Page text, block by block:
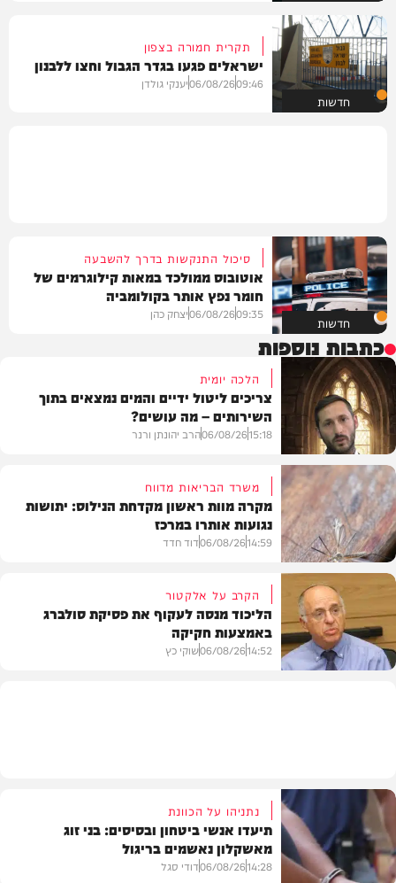
חדשות
תקרית חמורה בצפון
ישראלים פגעו בגדר הגבול וחצו ללבנון
09:46
06/08/26יענקי גולדן
חדשות
סיכול התנקשות בדרך להשבעה
אוטובוס ממולכד במאות קילוגרמים של
חומר נפץ אותר בקולומביה
09:35
06/08/26יצחק כהן
כתבות נוספות
הלכה
הלכה יומית
צריכים ליטול ידיים והמים נמצאים בתוך
השירותים – מה עושים?
15:18
06/08/26הרב יהונתן ורנר
בריאות
משרד הבריאות מדווח
מקרה מוות ראשון מקדחת הנילוס: יתושות
נגועות אותרו במרכז
14:59
06/08/26דוד חדד
הקרב על אלקטור
הליכוד מנסה לעקוף את פסיקת סולברג
באמצעות חקיקה
14:52
06/08/26שוקי כץ
נתניהו על הכוונת
תיעדו אנשי ביטחון ובסיסים: בני זוג
מאשקלון נאשמים בריגול
14:28
06/08/26דודי סגל